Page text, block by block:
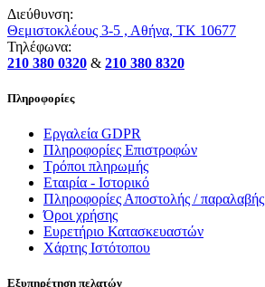
Διεύθυνση:
Θεμιστοκλέους 3-5 , Αθήνα, ΤΚ 10677
Τηλέφωνα:
210 380 0320 & 210 380 8320
Πληροφορίες
Εργαλεία GDPR
Πληροφορίες Επιστροφών
Τρόποι πληρωμής
Εταιρία - Ιστορικό
Πληροφορίες Αποστολής / παραλαβής
Όροι χρήσης
Ευρετήριο Κατασκευαστών
Χάρτης Ιστότοπου
Εξυπηρέτηση πελατών